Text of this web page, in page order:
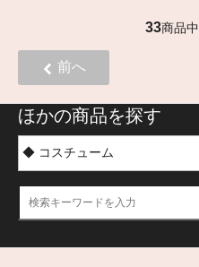
33商品中
前へ
ほかの商品を探す